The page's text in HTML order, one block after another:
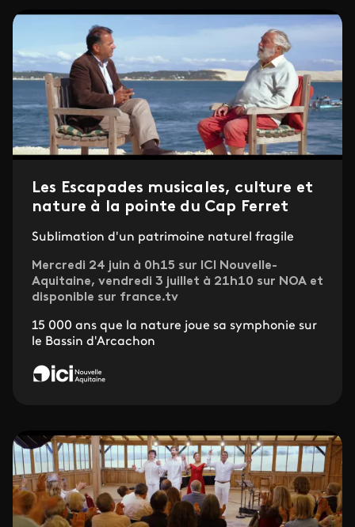
Les Escapades musicales, culture et
nature à la pointe du Cap Ferret
Sublimation d'un patrimoine naturel fragile
Mercredi 24 juin à 0h15 sur ICI Nouvelle-
Aquitaine, vendredi 3 juillet à 21h10 sur NOA et
disponible sur france.tv
15 000 ans que la nature joue sa symphonie sur
le Bassin d'Arcachon